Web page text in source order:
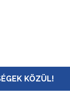
KÖZÜL!